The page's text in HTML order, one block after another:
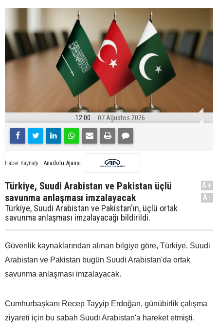
12:00 07 Ağustos 2026
Haber Kaynağı Anadolu Ajansı
Türkiye, Suudi Arabistan ve Pakistan üçlü
savunma anlaşması imzalayacak
Türkiye, Suudi Arabistan ve Pakistan'ın, üçlü ortak
savunma anlaşması imzalayacağı bildirildi.
A+
A-
Güvenlik kaynaklarından alınan bilgiye göre, Türkiye, Suudi
Arabistan ve Pakistan bugün Suudi Arabistan'da ortak
savunma anlaşması imzalayacak.
Cumhurbaşkanı Recep Tayyip Erdoğan, günübirlik çalışma
ziyareti için bu sabah Suudi Arabistan'a hareket etmişti.